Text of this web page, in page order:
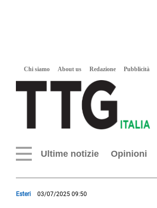
Chi siamo About us Redazione Pubblicità
Ultime notizie Opinioni
Esteri 03/07/2025 09:50